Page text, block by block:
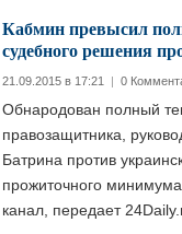
Кабмин превысил
судебного решения
21.09.2015 в 17:21 | 0
Обнародован полный
правозащитника,
Батрина против
прожиточного
канал, передает